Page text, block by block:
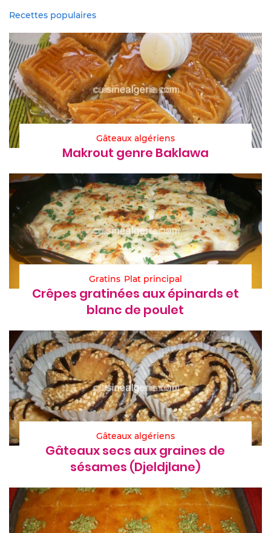
Recettes populaires
Gâteaux algériens
Makrout genre Baklawa
Gratins Plat principal
Crêpes gratinées aux épinards et
blanc de poulet
Gâteaux algériens
Gâteaux secs aux graines de
sésames (Djeldjlane)